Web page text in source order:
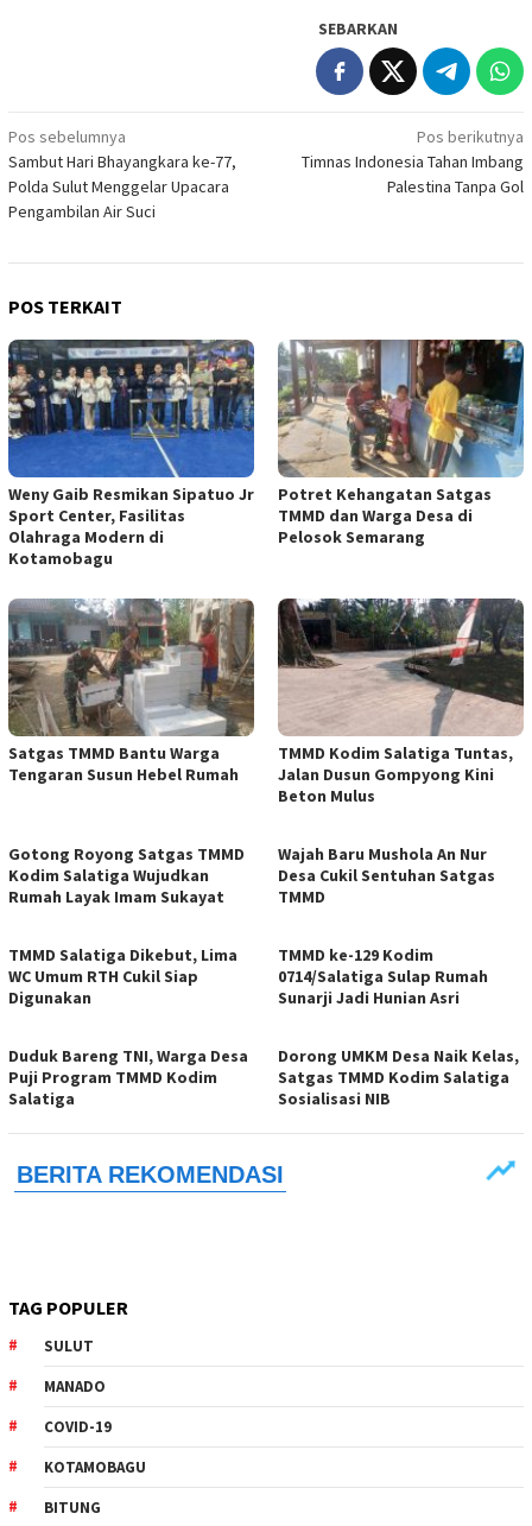
SEBARKAN
Navigasi
pos
Pos sebelumnya
Sambut Hari Bhayangkara ke-77,
Polda Sulut Menggelar Upacara
Pengambilan Air Suci
Pos berikutnya
Timnas Indonesia Tahan Imbang
Palestina Tanpa Gol
POS TERKAIT
Weny Gaib Resmikan Sipatuo Jr
Sport Center, Fasilitas
Olahraga Modern di
Kotamobagu
Potret Kehangatan Satgas
TMMD dan Warga Desa di
Pelosok Semarang
Satgas TMMD Bantu Warga
Tengaran Susun Hebel Rumah
TMMD Kodim Salatiga Tuntas,
Jalan Dusun Gompyong Kini
Beton Mulus
Gotong Royong Satgas TMMD
Kodim Salatiga Wujudkan
Rumah Layak Imam Sukayat
Wajah Baru Mushola An Nur
Desa Cukil Sentuhan Satgas
TMMD
TMMD Salatiga Dikebut, Lima
WC Umum RTH Cukil Siap
Digunakan
TMMD ke-129 Kodim
0714/Salatiga Sulap Rumah
Sunarji Jadi Hunian Asri
Duduk Bareng TNI, Warga Desa
Puji Program TMMD Kodim
Salatiga
Dorong UMKM Desa Naik Kelas,
Satgas TMMD Kodim Salatiga
Sosialisasi NIB
TAG POPULER
SULUT
MANADO
COVID-19
KOTAMOBAGU
BITUNG